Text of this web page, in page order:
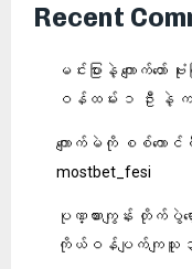
Recent
မင်းပြားနဲ့ ကျောက်တ
ဝန်ထမ်း ၁ ဦး နဲ့ ကလ
ကျောက်မဲကို စစ်ကော
mostbet_fesi
ပုဏ္ဏားကျွန်း တိုက်
ကိုယ်ဝန်ပျက်ကျသူ ၃